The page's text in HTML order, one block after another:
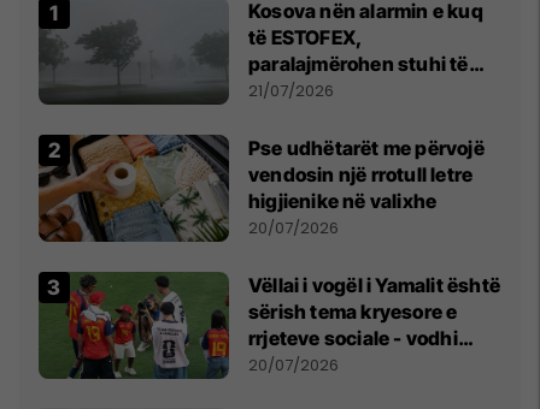
Kosova nën alarmin e kuq
të ESTOFEX,
paralajmërohen stuhi të
fuqishme me breshër dhe
21/07/2026
Pse udhëtarët me përvojë
vendosin një rrotull letre
higjienike në valixhe
20/07/2026
Vëllai i vogël i Yamalit është
sërish tema kryesore e
rrjeteve sociale - vodhi
vëmendjen pas finales së
20/07/2026